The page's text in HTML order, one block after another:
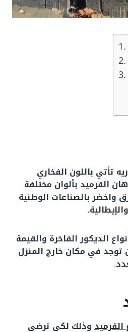
تأتي باللون الفخاري
القرميد بألوان مختلفة
واخضر بالصناعات الوطنية
الديكور الفاخرة والقيمة
في مكان خارج المنزل
.
القرميدوذلك لكي ترضي